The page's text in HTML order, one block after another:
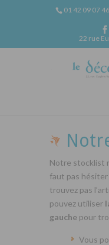
01 42 09 07 46
22 rue
Notre stocklist
faut pas hésiter
trouvez pas
pouvez utiliser
gauche pour
Vous